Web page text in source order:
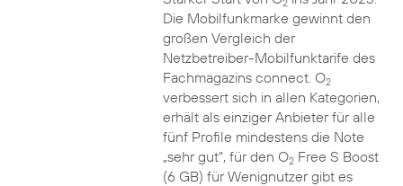
2
Die Mobilfunkmarke gewinnt den
großen Vergleich der
Netzbetreiber-Mobilfunktarife des
Fachmagazins connect. O2
verbessert sich in allen Kategorien,
erhält als einziger Anbieter für alle
fünf Profile mindestens die Note
„sehr gut“, für den O2Free S Boost
(6 GB) für Wenignutzer gibt es